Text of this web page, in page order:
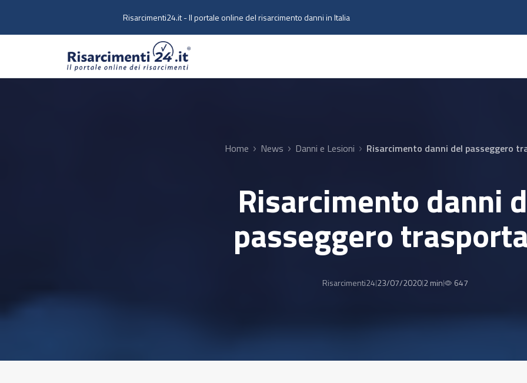
Risarcimenti24.it - Il portale online del risarcimento danni in Italia
Home News Danni e Lesioni Risarcimento danni del passeggero
Risarcimento danni
passeggero
Risarcimenti24|23/07/2020|2 min| 647